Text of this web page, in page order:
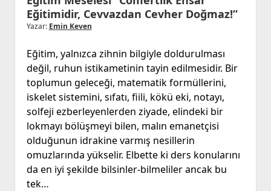
Eğitimidir, Cevvazdan Cevher Doğmaz!”
Yazar: Emin Keven
Eğitim, yalnızca zihnin bilgiyle doldurulması
değil, ruhun istikametinin tayin edilmesidir. Bir
toplumun geleceği, matematik formüllerini,
iskelet sistemini, sıfatı, fiili, kökü eki, notayı,
solfeji ezberleyenlerden ziyade, elindeki bir
lokmayı bölüşmeyi bilen, malın emanetçisi
olduğunun idrakine varmış nesillerin
omuzlarında yükselir. Elbette ki ders konularını
da en iyi şekilde bilsinler-bilmeliler ancak bu
tek…